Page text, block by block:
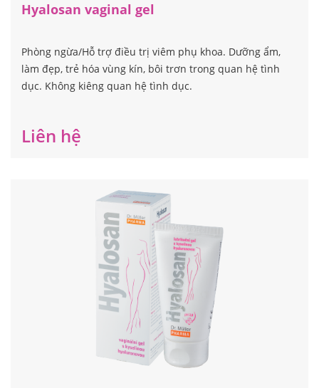
Hyalosan vaginal gel
Phòng ngừa/Hỗ trợ điều trị viêm phụ khoa. Dưỡng ẩm,
làm đẹp, trẻ hóa vùng kín, bôi trơn trong quan hệ tình
dục. Không kiêng quan hệ tình dục.
Liên hệ